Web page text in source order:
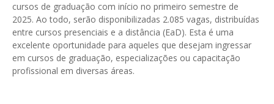
cursos de graduação com início no primeiro semestre de
2025. Ao todo, serão disponibilizadas 2.085 vagas, distribuídas
entre cursos presenciais e a distância (EaD). Esta é uma
excelente oportunidade para aqueles que desejam ingressar
em cursos de graduação, especializações ou capacitação
profissional em diversas áreas.